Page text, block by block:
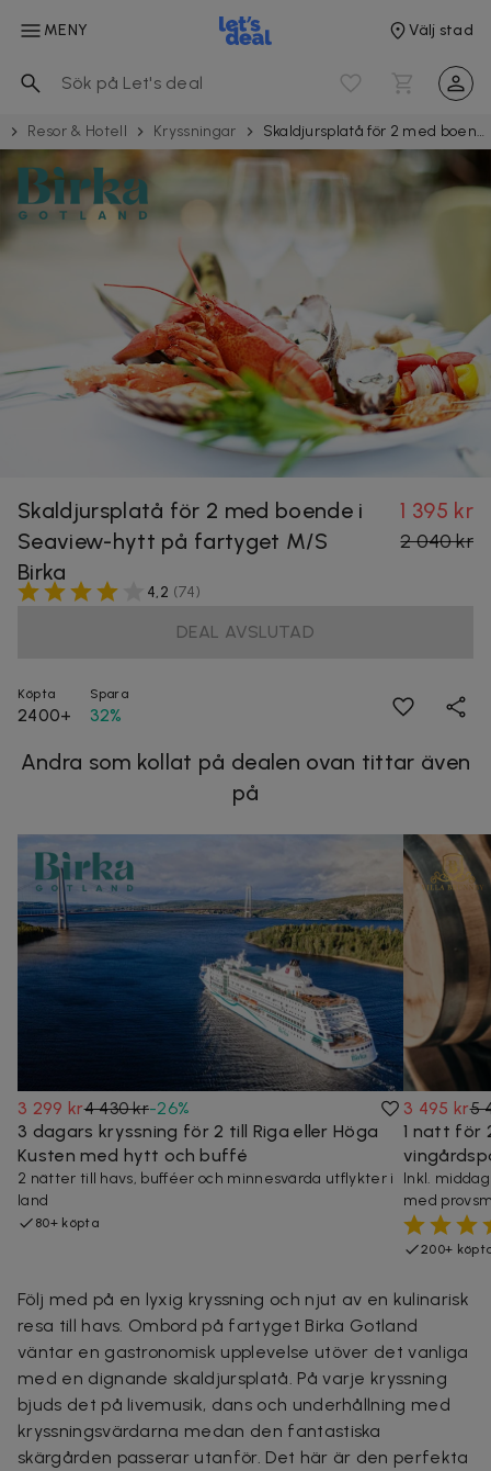
MENY Välj stad
Resor & Hotell Kryss­ningar Skaldjursplatå för 2 med boende i Seaview-hytt på fartyget M/S Birka
Skaldjursplatå för 2 med boende i
Seaview-hytt på fartyget M/S
Birka
1 395 kr
2 040 kr
4,2 (74)
DEAL AVSLUTAD
Köpta
2400+
Spara
32%
Andra som kollat på dealen ovan tittar även
på
3 299 kr4 430 kr-26%
3 dagars kryssning för 2 till Riga eller Höga
Kusten med hytt och buffé
2 nätter till havs, bufféer och minnesvärda utflykter i
land
80+ köpta
3 495 kr5
1 natt för
Inkl.
med
200+
Följ med på en lyxig kryssning och njut av en kulinarisk
resa till havs. Ombord på fartyget Birka Gotland
väntar en gastronomisk upplevelse utöver det vanliga
med en dignande skaldjursplatå. På varje kryssning
bjuds det på livemusik, dans och underhållning med
kryssningsvärdarna medan den fantastiska
skärgården passerar utanför. Det här är den perfekta